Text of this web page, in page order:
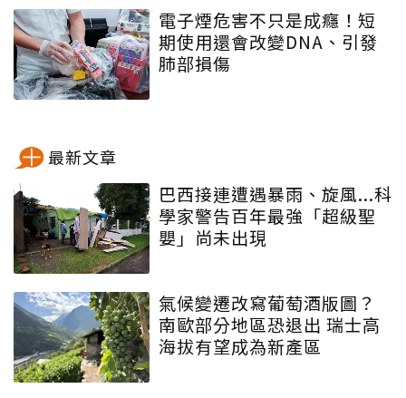
電子煙危害不只是成癮！短
期使用還會改變DNA、引發
肺部損傷
最新文章
巴西接連遭遇暴雨、旋風...科
學家警告百年最強「超級聖
嬰」尚未出現
氣候變遷改寫葡萄酒版圖？
南歐部分地區恐退出 瑞士高
海拔有望成為新產區